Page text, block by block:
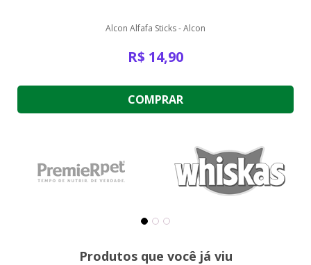
Alcon Alfafa Sticks - Alcon
R$ 14,90
COMPRAR
Produtos que você já viu